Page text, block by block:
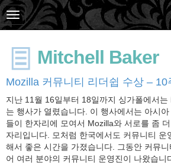
Mitchell Baker
Mozilla 커뮤니티 리더쉽 수상 – 10
지난 11월 16일부터 18일까지 싱가폴에서
는 행사가 열렸습니다. 이 행사에서는 아시
들이 한자리에 모여서 Mozilla와 서로를 좀
자리입니다. 모처럼 한국에서도 커뮤니티 운
해서 좋은 시간을 가졌습니다. 그동안 커뮤
어 여러 분야의 커뮤니티 운영진이 나왔습니